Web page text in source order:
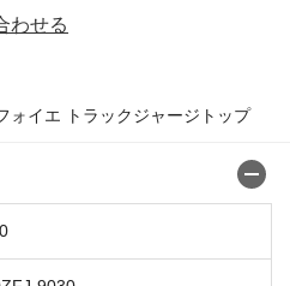
わせる
ォイエ トラックジャージトップ